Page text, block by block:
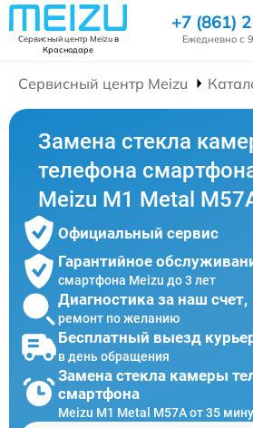
Сервисный центр Meizuв
Краснодаре
+7 (861)
Ежедневно с
Сервисный центр Meizu
Замена стекла
телефона
Meizu M1 Metal
Официальный сервис
Гарантийное
смартфона Meizu до 3 лет
Диагностика за наш счет,
ремонт по желанию
Бесплатный выезд
в день обращения
Замена стекла камеры
смартфона
Meizu M1 Metal M57A от 35